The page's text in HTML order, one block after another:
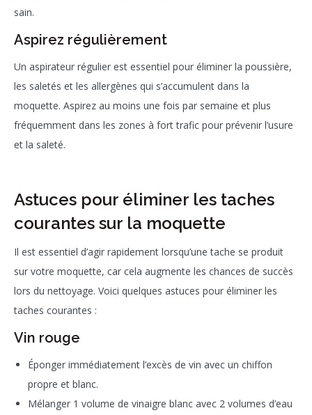
sain.
Aspirez régulièrement
Un aspirateur régulier est essentiel pour éliminer la poussière,
les saletés et les allergènes qui s’accumulent dans la
moquette. Aspirez au moins une fois par semaine et plus
fréquemment dans les zones à fort trafic pour prévenir l’usure
et la saleté.
Astuces pour éliminer les taches
courantes sur la moquette
Il est essentiel d’agir rapidement lorsqu’une tache se produit
sur votre moquette, car cela augmente les chances de succès
lors du nettoyage. Voici quelques astuces pour éliminer les
taches courantes :
Vin rouge
Éponger immédiatement l’excès de vin avec un chiffon
propre et blanc.
Mélanger 1 volume de vinaigre blanc avec 2 volumes d’eau